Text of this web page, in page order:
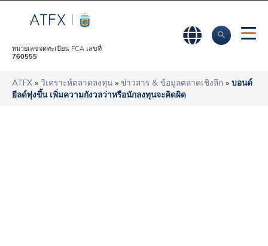
หมายเลขจดทะเบียน FCA เลขที่
760555
ATFX » วิเคราะห์ตลาดลงทุน » ข่าวสาร & ข้อมูลตลาดเชิงลึก » บอนด์
ยีลด์พุ่งขึ้น เพิ่มความกังวลว่าหรือนักลงทุนจะคิดผิด